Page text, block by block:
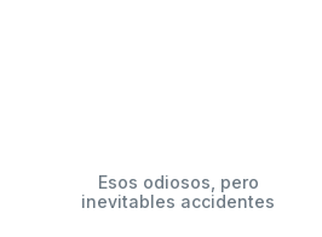
Esos odiosos, pero
inevitables accidentes